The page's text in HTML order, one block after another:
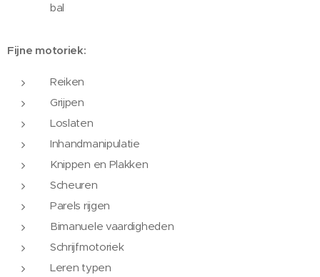
bal
Fijne motoriek:
Reiken
Grijpen
Loslaten
Inhandmanipulatie
Knippen en Plakken
Scheuren
Parels rijgen
Bimanuele vaardigheden
Schrijfmotoriek
Leren typen